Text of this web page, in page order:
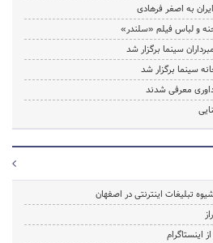
به اصغر فرهادی
و لباس فیلم «سلندر»
سینما برگزار شد
سینما برگزار شد
تبلیغات اینترنتی در اصفهان
اینستاگرام